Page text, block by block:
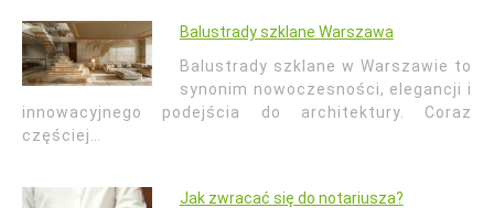
Balustrady szklane Warszawa
Balustrady szklane w Warszawie to
synonim nowoczesności, elegancji i
innowacyjnego podejścia do architektury. Coraz
częściej…
Jak zwracać się do notariusza?